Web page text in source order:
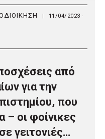
|
11/04/2023 ·
από
για την
που
– οι φοίνικες
γειτονιές…